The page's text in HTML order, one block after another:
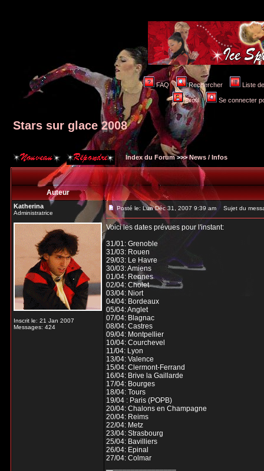
FAQ Rechercher Liste
Profil Se connecter
Stars sur glace 2008
Index du Forum>>>News / Infos
Auteur
Katherina
Administratrice
Inscrit le: 21 Jan 2007
Messages: 424
Posté le: Lun Déc 31, 2007 9:39 am Sujet du
Voici les dates prévues pour l'instant:
31/01: Grenoble
31/03: Rouen
29/03: Le Havre
30/03: Amiens
01/04: Rennes
02/04: Cholet
03/04: Niort
04/04: Bordeaux
05/04: Anglet
07/04: Blagnac
08/04: Castres
09/04: Montpellier
10/04: Courchevel
11/04: Lyon
13/04: Valence
15/04: Clermont-Ferrand
16/04: Brive la Gaillarde
17/04: Bourges
18/04: Tours
19/04 : Paris (POPB)
20/04: Chalons en Champagne
20/04: Reims
22/04: Metz
23/04: Strasbourg
25/04: Bavilliers
26/04: Epinal
27/04: Colmar
_________________